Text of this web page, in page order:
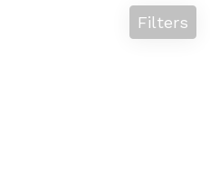
Filters